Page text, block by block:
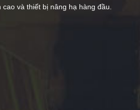
và thiết bị nâng hạ hàng đầu.